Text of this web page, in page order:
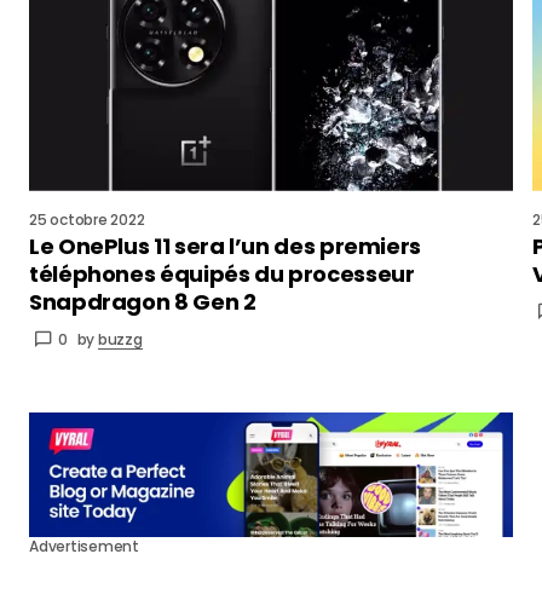
25 octobre 2022
Le OnePlus 11 sera l’un des premiers
téléphones équipés du processeur
Snapdragon 8 Gen 2
0 bybuzzg
Advertisement